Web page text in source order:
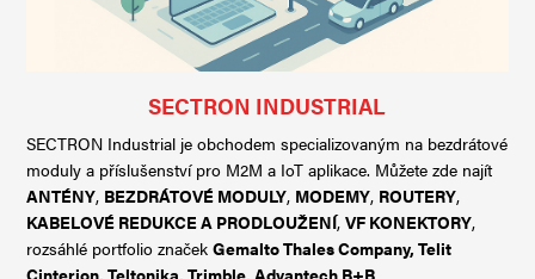
SECTRON INDUSTRIAL
SECTRON Industrial je obchodem specializovaným na bezdrátové
moduly a příslušenství pro M2M a IoT aplikace. Můžete zde najít
ANTÉNY, BEZDRÁTOVÉ MODULY, MODEMY, ROUTERY,
KABELOVÉ REDUKCE A PRODLOUŽENÍ,VF KONEKTORY,
rozsáhlé portfolio značekGemalto Thales Company,Telit
Cinterion,Teltonika,Trimble,Advantech B+B